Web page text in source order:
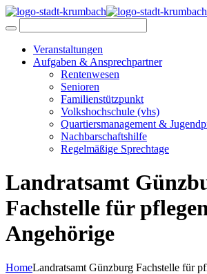
Veranstaltungen
Aufgaben & Ansprechpartner
Rentenwesen
Senioren
Familienstützpunkt
Volkshochschule (vhs)
Quartiersmanagement &
Nachbarschaftshilfe
Regelmäßige Sprechtage
Landratsamt
Fachstelle für
Angehörige
HomeLandratsamt Günzburg Fachstelle für